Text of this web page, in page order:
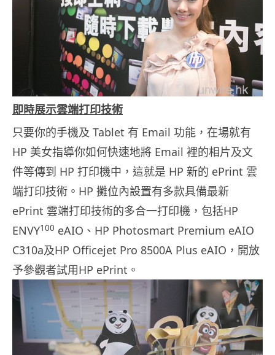
即時展示雲端打印技術
只要你的手機及 Tablet 有 Email 功能，在場就有
HP 美女指導你如何快速地將 Email 裡的相片及文
件等傳到 HP 打印機中，這就是 HP 新的 ePrint 雲
端打印技術。HP 攤位內設置有多款具備最新
ePrint 雲端打印技術的多合一打印機，包括HP
ENVY100 eAIO、HP Photosmart Premium eAIO
C310a及HP Officejet Pro 8500A Plus eAIO，開放
予參觀者試用HP ePrint。